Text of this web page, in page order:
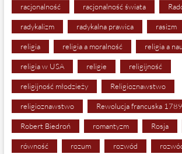
racjonalność racjonalność świata
radykalizm radykalna prawica rasizm
religia religia a moralność religia a
religia w USA religie religijność
religijność młodzieży Religioznawstwo
religioznawstwo Rewolucja francuska
Robert Biedroń romantyzm Rosja
równość rozum rozwód